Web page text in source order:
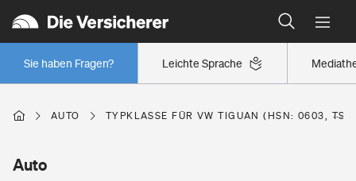
Leichte Sprache
Sie haben Fragen?
Wer versichert was: Jetzt Versicherer finden
Regionalklassen: So ist Ihre Region eingestuft
Wer versichert was: Jetzt Versicherer finden
AUTO TYPKLASSE FÜR VW TIGUAN (HSN: 0603,
Auto